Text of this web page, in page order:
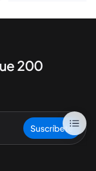
200
Suscríbete